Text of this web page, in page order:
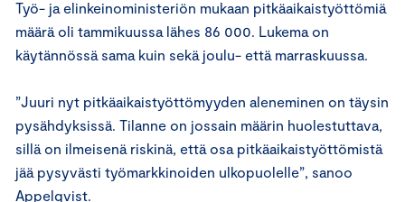
Työ- ja elinkeinoministeriön mukaan pitkäaikaistyöttömiä
määrä oli tammikuussa lähes 86 000. Lukema on
käytännössä sama kuin sekä joulu- että marraskuussa.
”Juuri nyt pitkäaikaistyöttömyyden aleneminen on täysin
pysähdyksissä. Tilanne on jossain määrin huolestuttava,
sillä on ilmeisenä riskinä, että osa pitkäaikaistyöttömistä
jää pysyvästi työmarkkinoiden ulkopuolelle”, sanoo
Appelqvist.